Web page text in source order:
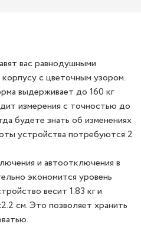
вас равнодушными
с цветочным узором.
выдерживает до 160 кг
измерения с точностью до
будете знать об изменениях
устройства потребуются 2
и автоотключения в
экономится уровень
весит 1.83 кг и
см. Это позволяет хранить